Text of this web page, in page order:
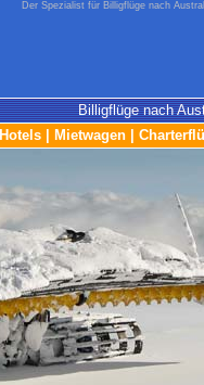
Der Spezialist für Billigflüge nach
Billigflüge nach
Hotels Mietwagen